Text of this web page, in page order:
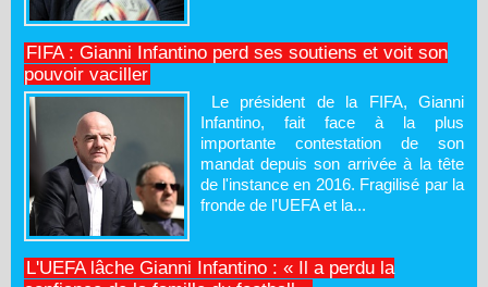
FIFA : Gianni Infantino perd ses soutiens et voit son
pouvoir vaciller
Le président de la FIFA, Gianni
Infantino, fait face à la plus
importante contestation de son
mandat depuis son arrivée à la tête
de l'instance en 2016. Fragilisé par la
fronde de l'UEFA et la...
L'UEFA lâche Gianni Infantino : « Il a perdu la